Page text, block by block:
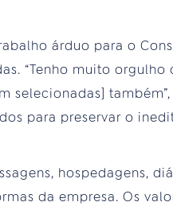
árduo para o
“Tenho muito orgulho
selecionadas] também”,
para preservar o
hospedagens,
da empresa. Os